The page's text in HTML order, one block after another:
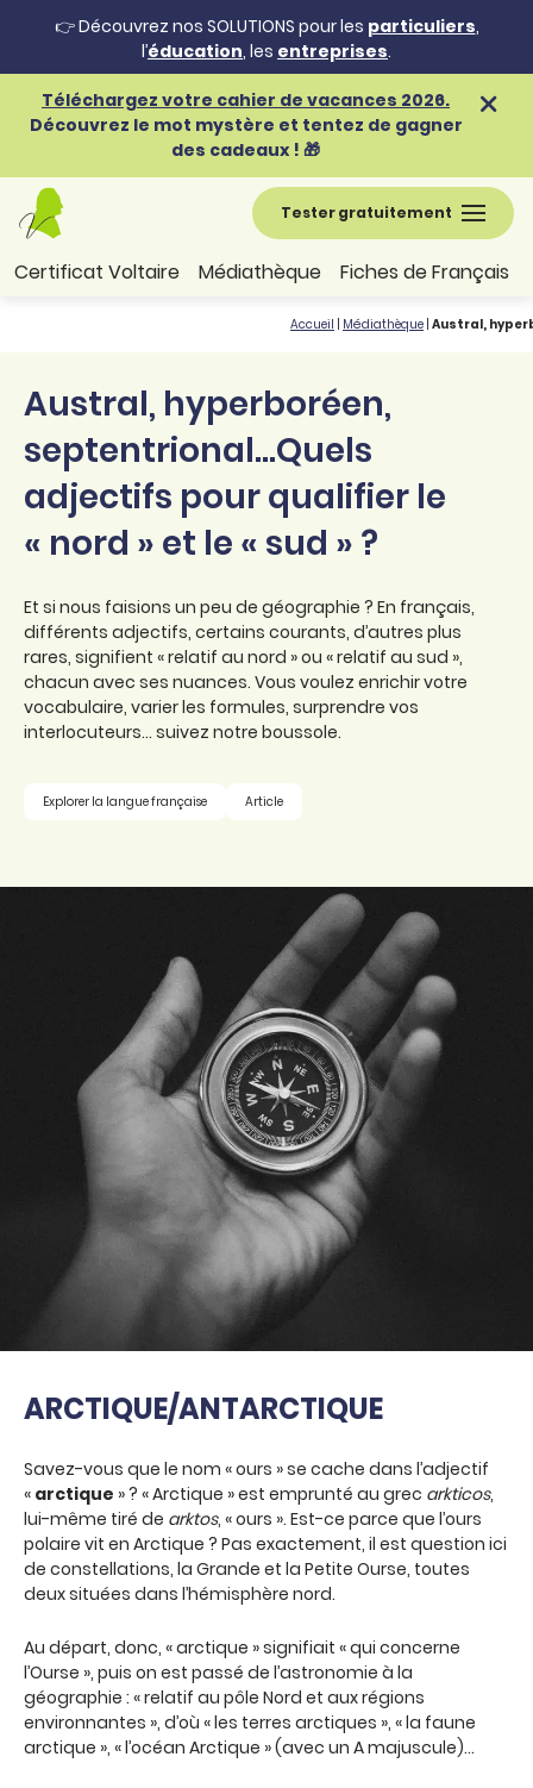
👉 Découvrez nos SOLUTIONS pour les particuliers,
l’éducation, les entreprises.
Téléchargez votre cahier de vacances 2026.
Découvrez le mot mystère et tentez de gagner
des cadeaux ! 🎁
Tester gratuitement
Certificat Voltaire Médiathèque Fiches de Français
Accueil Médiathèque Austral,
Austral, hyperboréen,
septentrional…Quels
adjectifs pour qualifier le
« nord » et le « sud » ?
Et si nous faisions un peu de géographie ? En français,
différents adjectifs, certains courants, d’autres plus
rares, signifient « relatif au nord » ou « relatif au sud »,
chacun avec ses nuances. Vous voulez enrichir votre
vocabulaire, varier les formules, surprendre vos
interlocuteurs… suivez notre boussole.
Explorer la langue française Article
ARCTIQUE/ANTARCTIQUE
Savez-vous que le nom « ours » se cache dans l’adjectif
« arctique » ? « Arctique » est emprunté au grec arkticos,
lui-même tiré de arktos, « ours ». Est-ce parce que l’ours
polaire vit en Arctique ? Pas exactement, il est question ici
de constellations, la Grande et la Petite Ourse, toutes
deux situées dans l’hémisphère nord.
Au départ, donc, « arctique » signifiait « qui concerne
l’Ourse », puis on est passé de l’astronomie à la
géographie : « relatif au pôle Nord et aux régions
environnantes », d’où « les terres arctiques », « la faune
arctique », « l’océan Arctique » (avec un A majuscule)…